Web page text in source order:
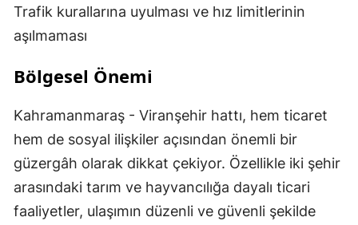
Trafik kurallarına uyulması ve hız limitlerinin
aşılmaması
Bölgesel Önemi
Kahramanmaraş - Viranşehir hattı, hem ticaret
hem de sosyal ilişkiler açısından önemli bir
güzergâh olarak dikkat çekiyor. Özellikle iki şehir
arasındaki tarım ve hayvancılığa dayalı ticari
faaliyetler, ulaşımın düzenli ve güvenli şekilde